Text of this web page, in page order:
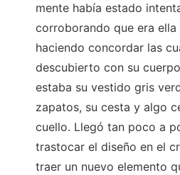
mente había estado
corroborando que era ella
haciendo concordar las
descubierto con su
estaba su vestido gris
zapatos, su cesta y algo
cuello. Llegó tan poco a
trastocar el diseño en el
traer un nuevo elemento